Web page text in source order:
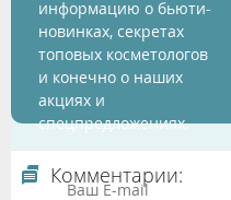
информацию о бьюти-
новинках, секретах
топовых косметологов
и конечно о наших
акциях и
спецпредложениях.
Комментарии: